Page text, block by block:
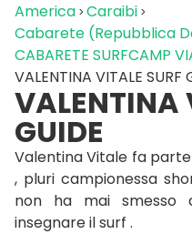
America Caraibi
Cabarete (Repubblica
CABARETE SURFCAMP
VALENTINA VITALE SURF
VALENTINA
GUIDE
Valentina Vitale fa
, pluri campionessa
non ha mai smesso
insegnare il surf .